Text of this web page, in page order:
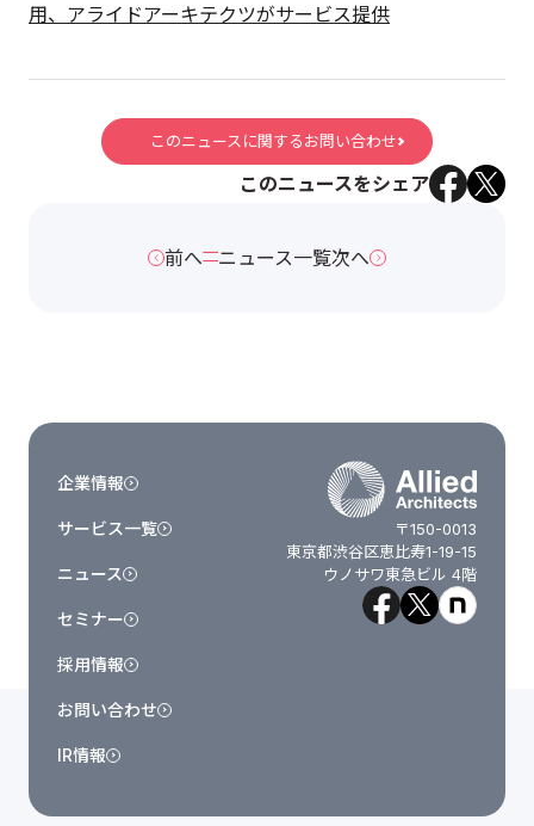
用、アライドアーキテクツがサービス提供
このニュースに関するお問い合わせ
このニュースをシェア
前へ ニュース一覧次へ
〒150-0013
東京都渋谷区恵比寿1-19-15
ウノサワ東急ビル 4階
企業情報
サービス一覧
ニュース
セミナー
採用情報
お問い合わせ
IR情報